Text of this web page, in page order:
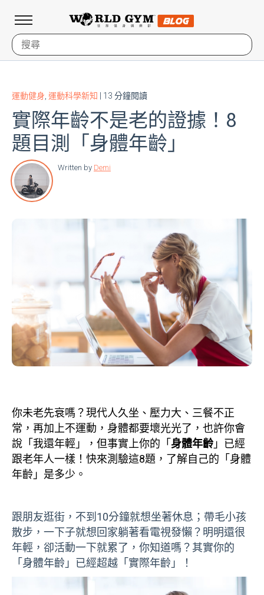
運動健身 運動科學新知 | 13 分鐘閱讀
實際年齡不是老的證據！8
題目測「身體年齡」
Written by Demi
你未老先衰嗎？現代人久坐、壓力大、三餐不正
常，再加上不運動，身體都要壞光光了，也許你會
說「我還年輕」，但事實上你的「 身體年齡 」已經
跟老年人一樣！快來測驗這8題，了解自己的「身體
年齡」是多少。
跟朋友逛街，不到10分鐘就想坐著休息；帶毛小孩
散步，一下子就想回家躺著看電視發懶？明明還很
年輕，卻活動一下就累了，你知道嗎？其實你的
「身體年齡」已經超越「實際年齡」！